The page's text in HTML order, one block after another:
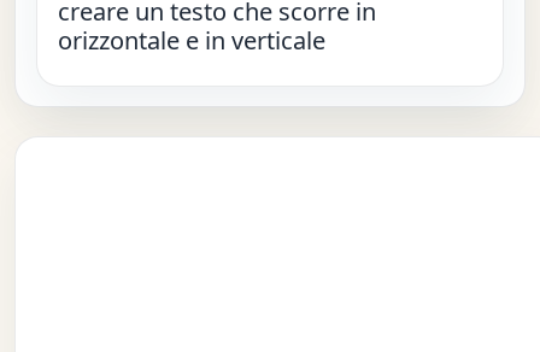
creare un testo che scorre in
orizzontale e in verticale